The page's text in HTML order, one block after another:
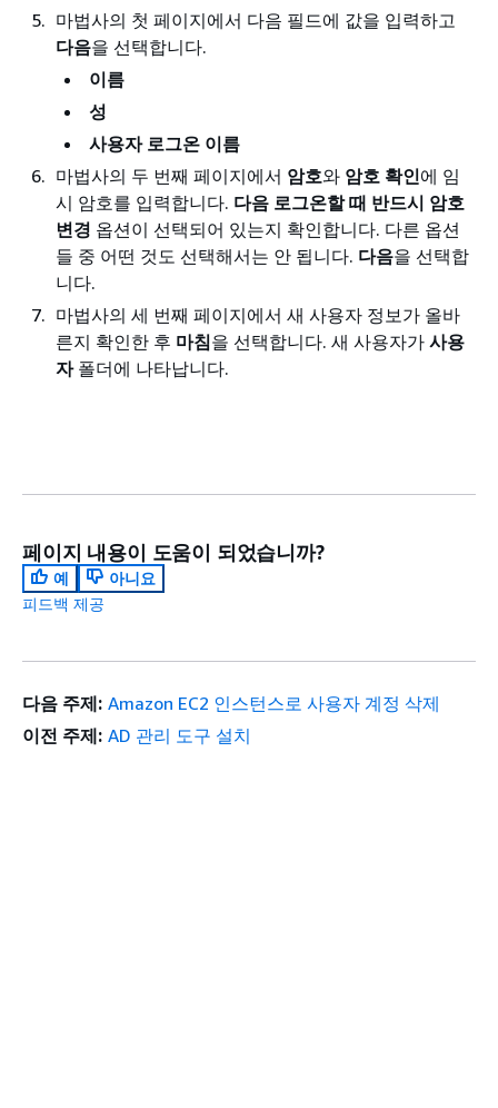
마법사의 첫 페이지에서 다음 필드에 값을 입력하고
다음을 선택합니다.
이름
성
사용자 로그온 이름
마법사의 두 번째 페이지에서 암호와 암호 확인에 임
시 암호를 입력합니다. 다음 로그온할 때 반드시 암호
변경 옵션이 선택되어 있는지 확인합니다. 다른 옵션
들 중 어떤 것도 선택해서는 안 됩니다. 다음을 선택합
니다.
마법사의 세 번째 페이지에서 새 사용자 정보가 올바
른지 확인한 후 마침을 선택합니다. 새 사용자가 사용
자폴더에 나타납니다.
페이지 내용이 도움이 되었습니까?
예
아니요
피드백 제공
다음 주제: Amazon EC2 인스턴스로 사용자 계정 삭제
이전 주제: AD 관리 도구 설치